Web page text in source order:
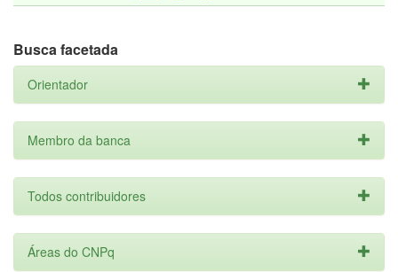
Busca facetada
Orientador
Membro da banca
Todos contribuidores
Áreas do CNPq